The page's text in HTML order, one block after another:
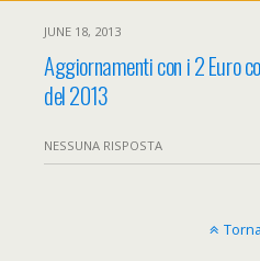
JUNE 18, 2013
Aggiornamenti con i 2 Euro
del 2013
NESSUNA RISPOSTA